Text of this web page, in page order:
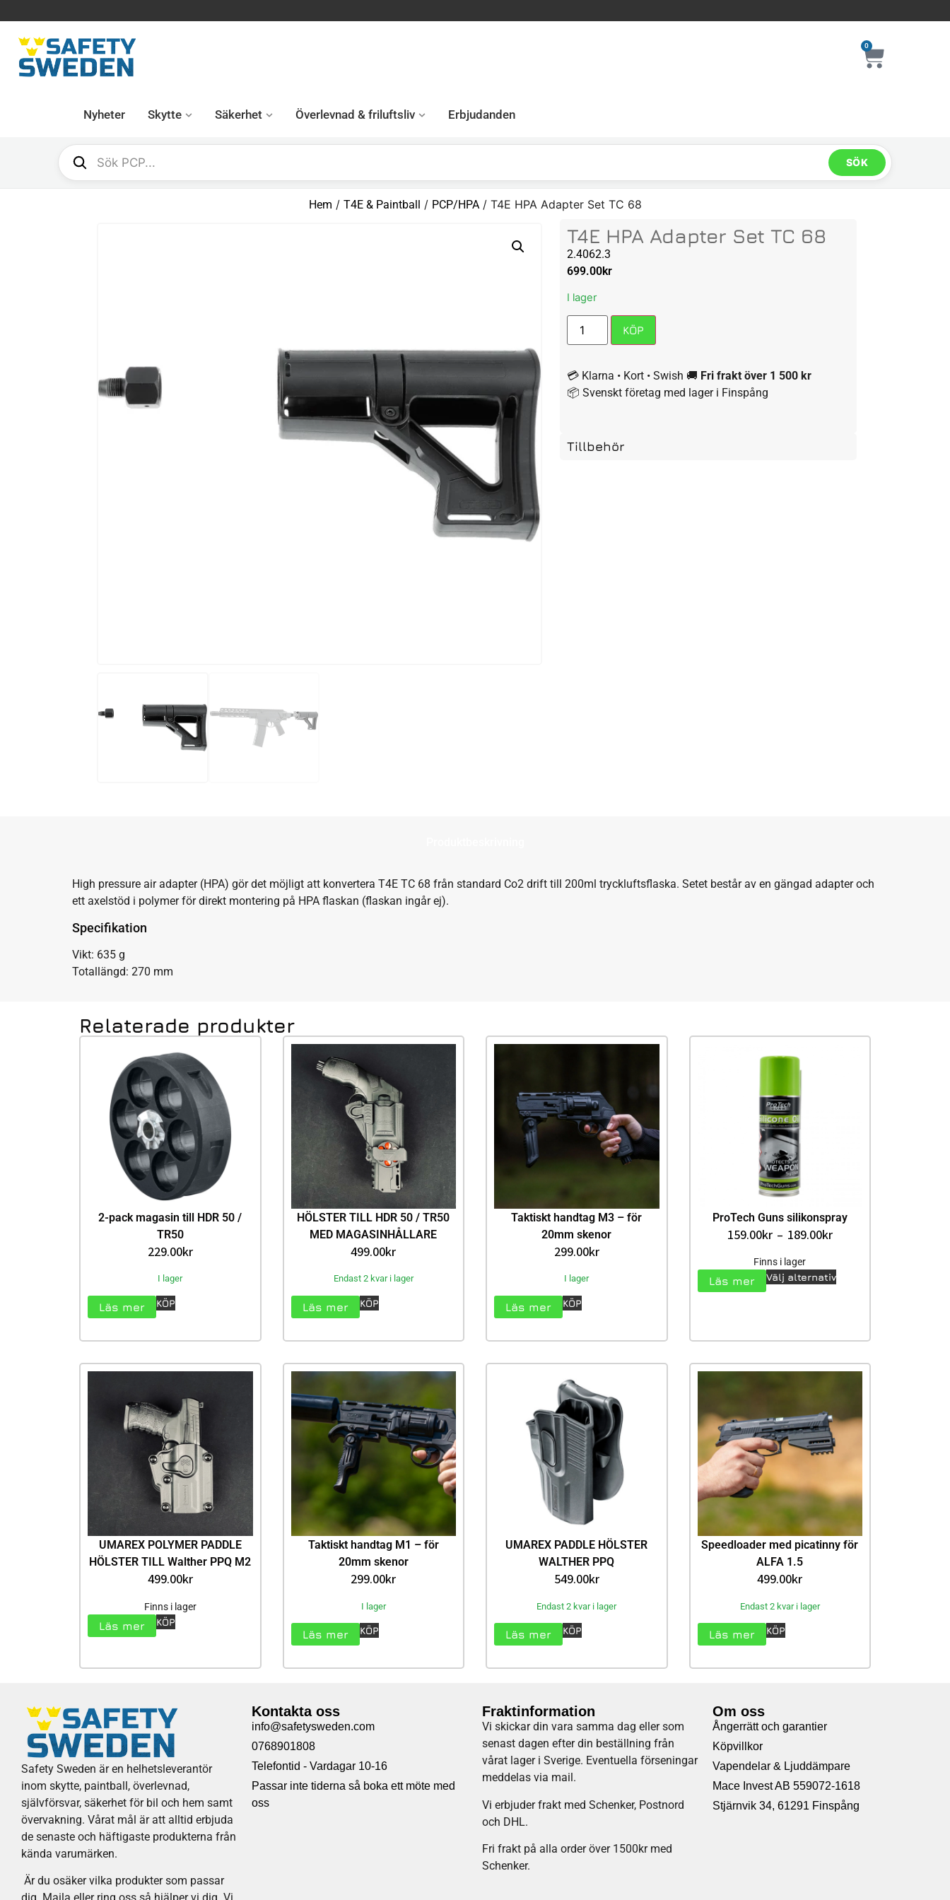
0
Nyheter Skytte Säkerhet Överlevnad & friluftsliv Erbjudanden
SÖK
Hem / T4E & Paintball / PCP/HPA/ T4E HPA Adapter Set TC 68
T4E HPA Adapter Set TC 68
2.4062.3
699.00kr
I lager
KÖP
💳 Klarna • Kort • Swish 🚚 Fri frakt över 1 500 kr
📦 Svenskt företag med lager i Finspång
Tillbehör
High pressure air adapter (HPA) gör det möjligt att konvertera T4E TC 68 från standard Co2 drift till 200ml tryckluftsflaska. Setet består av en gängad adapter och
ett axelstöd i polymer för direkt montering på HPA flaskan (flaskan ingår ej).
Specifikation
Vikt: 635 g
Totallängd: 270 mm
Relaterade produkter
2-pack magasin till HDR 50 /
TR50
229.00kr
I lager
Läs mer KÖP
HÖLSTER TILL HDR 50 / TR50
MED MAGASINHÅLLARE
499.00kr
Endast 2 kvar i lager
Läs mer KÖP
Taktiskt handtag M3 – för
20mm skenor
299.00kr
I lager
Läs mer KÖP
ProTech Guns silikonspray
159.00kr – 189.00kr
Finns i lager
Läs mer Välj alternativ
UMAREX POLYMER PADDLE
HÖLSTER TILL Walther PPQ M2
499.00kr
Finns i lager
Läs mer KÖP
Taktiskt handtag M1 – för
20mm skenor
299.00kr
I lager
Läs mer KÖP
UMAREX PADDLE HÖLSTER
WALTHER PPQ
549.00kr
Endast 2 kvar i lager
Läs mer KÖP
Speedloader med picatinny för
ALFA 1.5
499.00kr
Endast 2 kvar i lager
Läs mer KÖP
Safety Sweden är en helhetsleverantör
inom skytte, paintball, överlevnad,
självförsvar, säkerhet för bil och hem samt
övervakning. Vårat mål är att alltid erbjuda
de senaste och häftigaste produkterna från
kända varumärken.
Är du osäker vilka produkter som passar
Kontakta oss
info@safetysweden.com
0768901808
Telefontid - Vardagar 10-16
Passar inte tiderna så boka ett möte med
oss
Fraktinformation
Vi skickar din vara samma dag eller som
senast dagen efter din beställning från
vårat lager i Sverige. Eventuella förseningar
meddelas via mail.
Vi erbjuder frakt med Schenker, Postnord
och DHL.
Fri frakt på alla order över 1500kr med
Schenker.
Om oss
Ångerrätt och garantier
Köpvillkor
Vapendelar & Ljuddämpare
Mace Invest AB 559072-1618
Stjärnvik 34, 61291 Finspång
SOMMAR REA!!